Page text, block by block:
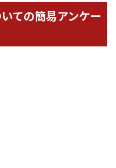
ての簡易アンケー